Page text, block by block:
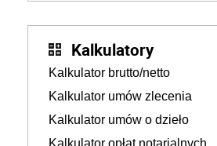
Kalkulatory
Kalkulator brutto/netto
Kalkulator umów zlecenia
Kalkulator umów o dzieło
Kalkulator opłat notarialnych